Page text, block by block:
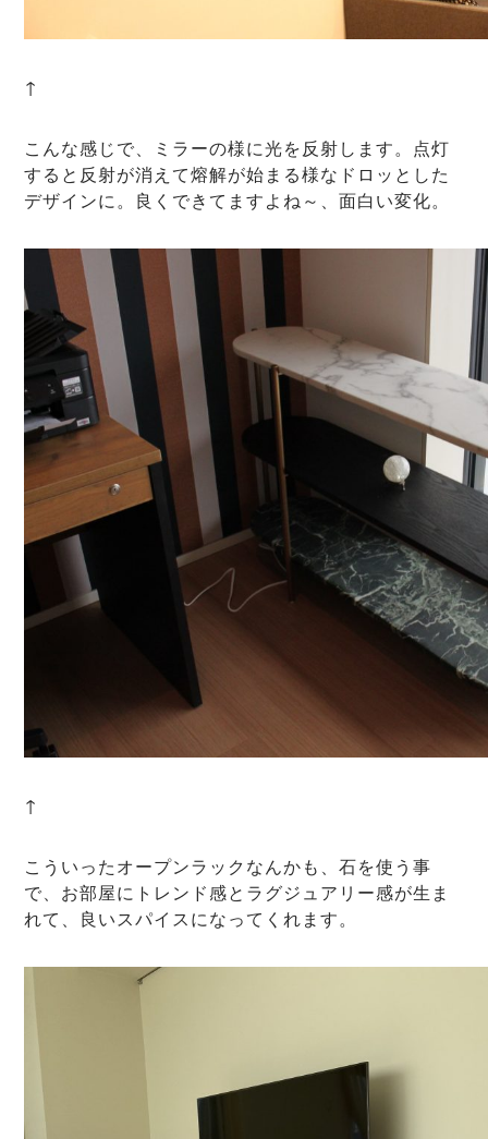
↑
こんな感じで、ミラーの様に光を反射します。点灯
すると反射が消えて熔解が始まる様なドロッとした
デザインに。良くできてますよね～、面白い変化。
↑
こういったオープンラックなんかも、石を使う事
で、お部屋にトレンド感とラグジュアリー感が生ま
れて、良いスパイスになってくれます。